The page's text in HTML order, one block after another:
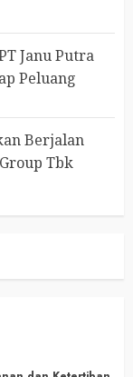
Janu Putra
Peluang
Berjalan
Tbk